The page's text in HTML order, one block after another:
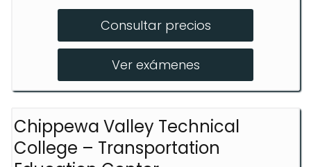
Prácticas Detrás del Volante
Clases Privadas
Consultar precios
Ver exámenes
Chippewa Valley Technical
College – Transportation